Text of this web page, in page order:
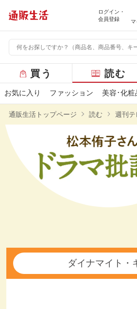
ログイン・
会員登録
ー
バ
ニ
買う 読む
お気に入り ファッション 美容･化粧
通販生活トップページ 読む 週刊テ
ダイナマイト・